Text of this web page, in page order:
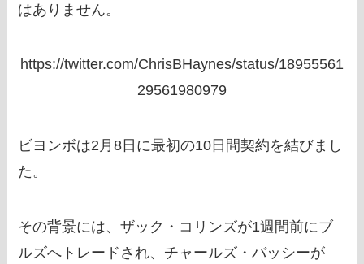
はありません。
https://twitter.com/ChrisBHaynes/status/18955561
29561980979
ビヨンボは2月8日に最初の10日間契約を結びまし
た。
その背景には、ザック・コリンズが1週間前にブ
ルズへトレードされ、チャールズ・バッシーが